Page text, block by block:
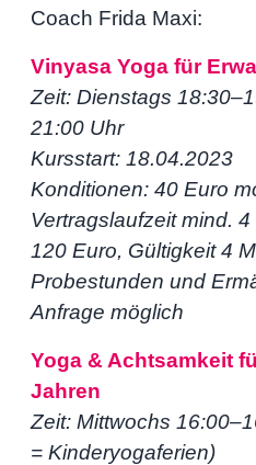
Coach Frida Maxi:
Vinyasa Yoga für
Zeit: Dienstags
21:00 Uhr
Kursstart: 18.04.2023
Konditionen: 40 Euro
Vertragslaufzeit mind.
120 Euro, Gültigkeit 4
Probestunden und
Anfrage möglich
Yoga & Achtsamkeit
Jahren
Zeit: Mittwochs
= Kinderyogaferien)